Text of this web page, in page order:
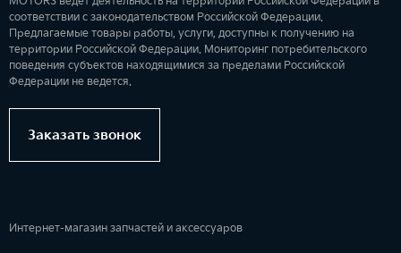
соответствии с законодательством Российской Федерации.
Предлагаемые товары работы, услуги, доступны к получению на
территории Российской Федерации. Мониторинг потребительского
поведения субъектов находящимися за пределами Российской
Федерации не ведется.
Заказать звонок
Интернет-магазин запчастей и аксессуаров